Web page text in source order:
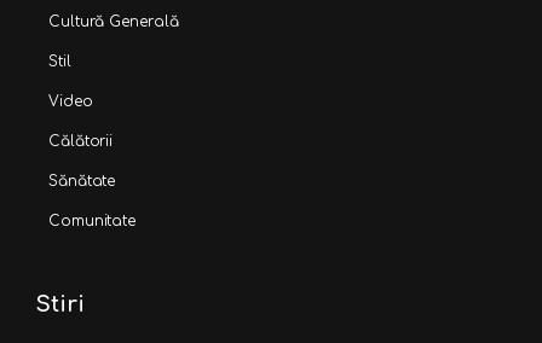
Cultură Generală
Stil
Video
Călătorii
Sănătate
Comunitate
Stiri